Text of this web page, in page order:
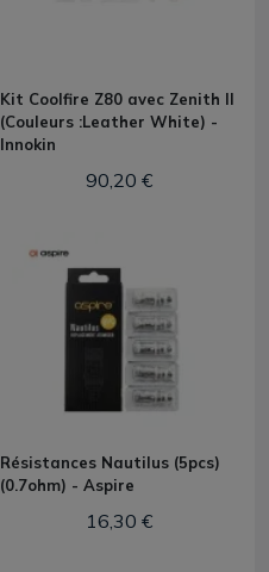
Kit Coolfire Z80 avec Zenith II
(Couleurs :Leather White) -
Innokin
90,20 €
Résistances Nautilus (5pcs)
(0.7ohm) - Aspire
16,30 €